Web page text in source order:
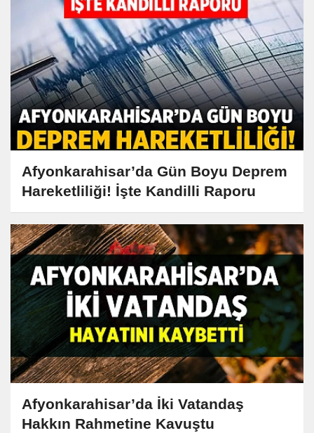
Afyonkarahisar’da Gün Boyu Deprem
Hareketliliği! İşte Kandilli Raporu
Afyonkarahisar’da İki Vatandaş
Hakkın Rahmetine Kavuştu